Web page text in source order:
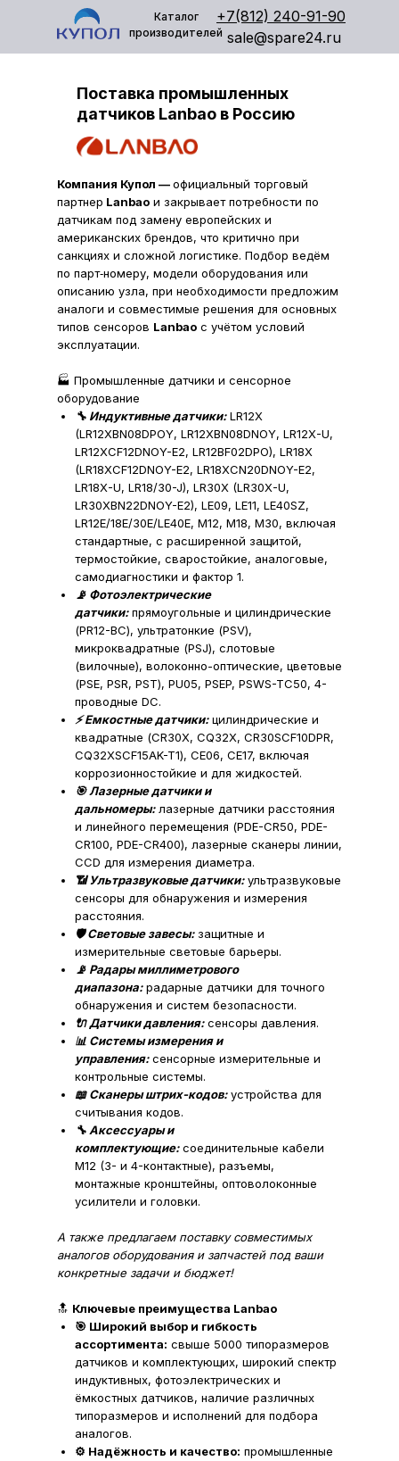
Каталог
производителей sale@spare24.ru
+7(812) 240-91-90
Поставка промышленных
датчиков Lanbao в Россию
Компания Купол —официальный торговый
партнер Lanbao и закрывает потребности по
датчикам под замену европейских и
американских брендов, что критично при
санкциях и сложной логистике. Подбор ведём
по парт‑номеру, модели оборудования или
описанию узла, при необходимости предложим
аналоги и совместимые решения для основных
типов сенсоров Lanbao с учётом условий
эксплуатации.
🏭 Промышленные датчики и сенсорное
оборудование
🔧 Индуктивные датчики:LR12X
(LR12XBN08DPOY, LR12XBN08DNOY, LR12X-U,
LR12XCF12DNOY-E2, LR12BF02DPO), LR18X
(LR18XCF12DNOY-E2, LR18XCN20DNOY-E2,
LR18X-U, LR18/30-J), LR30X (LR30X-U,
LR30XBN22DNOY-E2), LE09, LE11, LE40SZ,
LR12E/18E/30E/LE40E, M12, M18, M30, включая
стандартные, с расширенной защитой,
термостойкие, сваростойкие, аналоговые,
самодиагностики и фактор 1.
📡 Фотоэлектрические
датчики:прямоугольные и цилиндрические
(PR12-BC), ультратонкие (PSV),
микроквадратные (PSJ), слотовые
(вилочные), волоконно-оптические, цветовые
(PSE, PSR, PST), PU05, PSEP, PSWS-TC50, 4-
проводные DC.
⚡ Емкостные датчики:цилиндрические и
квадратные (CR30X, CQ32X, CR30SCF10DPR,
CQ32XSCF15AK-T1), CE06, CE17, включая
коррозионностойкие и для жидкостей.
🎯 Лазерные датчики и
дальномеры:лазерные датчики расстояния
и линейного перемещения (PDE-CR50, PDE-
CR100, PDE-CR400), лазерные сканеры линии,
CCD для измерения диаметра.
📶 Ультразвуковые датчики:ультразвуковые
сенсоры для обнаружения и измерения
расстояния.
🛡️ Световые завесы:защитные и
измерительные световые барьеры.
📡 Радары миллиметрового
диапазона:радарные датчики для точного
обнаружения и систем безопасности.
🔌 Датчики давления:сенсоры давления.
📊 Системы измерения и
управления:сенсорные измерительные и
контрольные системы.
📖 Сканеры штрих-кодов:устройства для
считывания кодов.
🔧 Аксессуары и
комплектующие:соединительные кабели
M12 (3- и 4-контактные), разъемы,
монтажные кронштейны, оптоволоконные
усилители и головки.
А также предлагаем поставку совместимых
аналогов оборудования и запчастей под ваши
конкретные задачи и бюджет!
🔝 Ключевые преимущества Lanbao
🎯 Широкий выбор и гибкость
ассортимента: свыше 5000 типоразмеров
датчиков и комплектующих, широкий спектр
индуктивных, фотоэлектрических и
ёмкостных датчиков, наличие различных
типоразмеров и исполнений для подбора
аналогов.
⚙️ Надёжность и качество: промышленные